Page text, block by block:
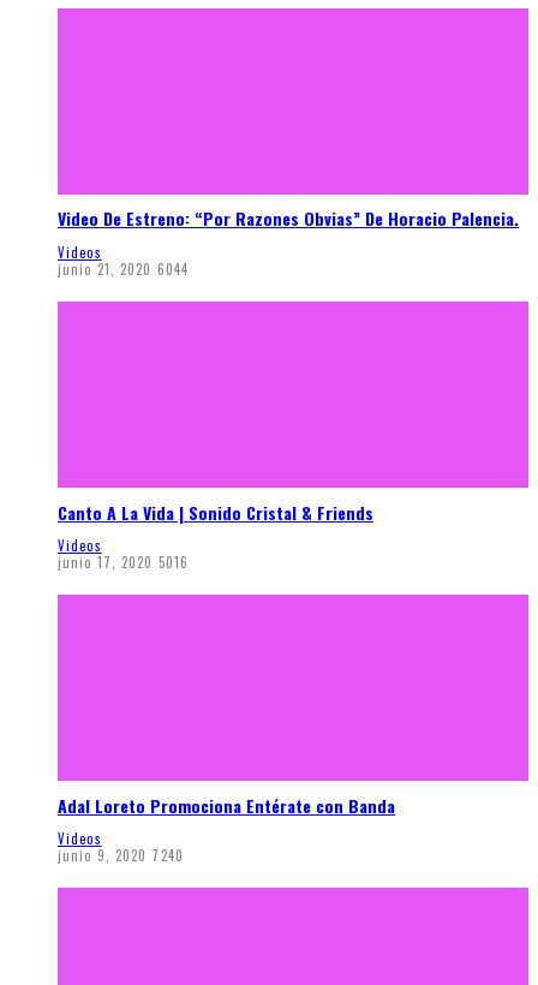
Video De Estreno: “Por Razones Obvias” De Horacio Palencia.
Videos
junio 21, 2020 6044
Canto A La Vida | Sonido Cristal & Friends
Videos
junio 17, 2020 5016
Adal Loreto Promociona Entérate con Banda
Videos
junio 9, 2020 7240